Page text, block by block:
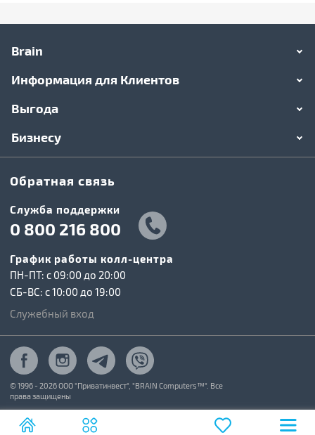
Brain
Информация для Клиентов
Выгода
Бизнесу
Обратная связь
Служба поддержки
0 800 216 800
График работы колл-центра
ПН-ПТ: c 09:00 до 20:00
СБ-ВС: c 10:00 до 19:00
Служебный вход
© 1996 - 2026 ООО "Приватинвест", "BRAIN Computers™". Все
права защищены